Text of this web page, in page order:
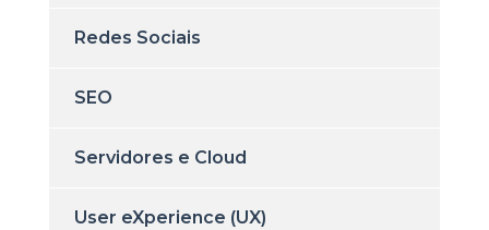
Redes Sociais
SEO
Servidores e Cloud
User eXperience (UX)